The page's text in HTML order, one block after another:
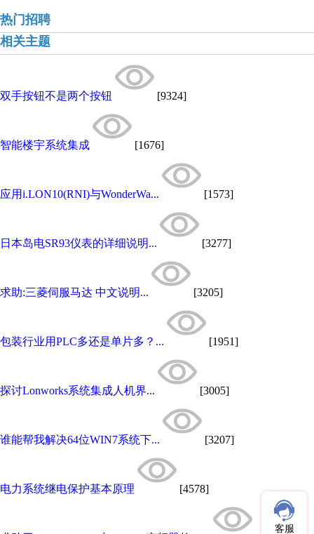
热门招聘
相关主题
双手按钮不是两个按钮 [9324]
智能楼宇系统集成 [1676]
应用i.LON10(RNI)与WonderWa... [1573]
日本岛电SR93仪表的详细说明... [3277]
求助:三菱伺服马达 中文说明... [3205]
包装行业用PLC多还是单片多？... [1951]
探讨Lonworks系统集成人机界... [3005]
谁能帮我解决64位WIN7系统下... [3207]
电力系统继电保护基本原理 [4578]
客服